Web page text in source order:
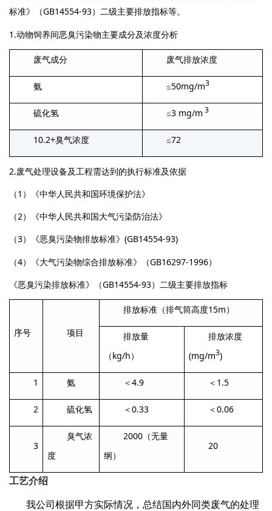
标准》（GB14554-93）二级主要排放指标等。
1.动物饲养间恶臭污染物主要成分及浓度分析
废气成分 废气排放浓度
氨 ≤50mg/m3
硫化氢 ≤3 mg/m 3
10.2+臭气浓度 ≤72
2. 废气处理设备及工程需达到的执行标准及依据
（ 1 ）《中华人民共和国环境保护法》
（2）《中华人民共和国大气污染防治法》
（3）《恶臭污染物排放标准》 (GB14554-93)
（4）《大气污染物综合排放标准》（GB16297-1996）
《恶臭污染排放标准》（GB14554-93）二级主要排放指标
序号 项目
排放标准（排气筒高度15m ）
排放量
（ kg/h ）
排放浓度
(mg/m3)
1 氨 ＜ 4.9 ＜ 1.5
2 硫化氢 ＜ 0.33 ＜ 0.06
3
臭气浓
度
2000 （无量
纲）
20
工艺介绍
我公司根据甲方实际情况，总结国内外同类废气的处理